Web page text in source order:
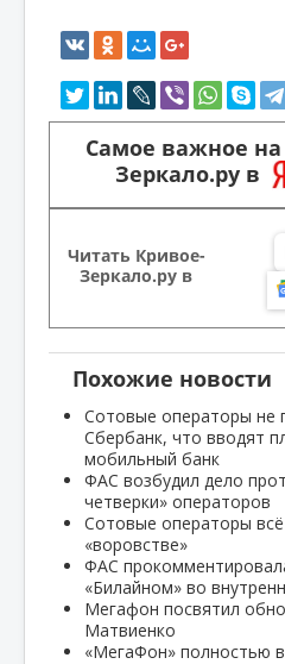
Самое важное
Зеркало.ру в
Читать Кривое-
Зеркало.ру в
Похожие новости
Сотовые операторы не
Сбербанк, что вводят
мобильный банк
ФАС возбудил дело
четверки» операторов
Сотовые операторы
«воровстве»
ФАС
«Билайном» во
Мегафон посвятил
Матвиенко
«МегаФон» полностью